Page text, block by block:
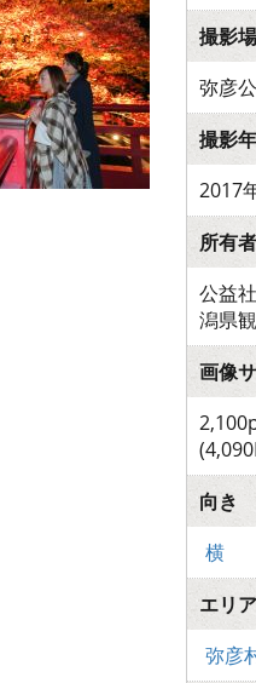
撮影
弥彦
撮影
2017
所有者
公益
潟県
画像
向き
横
エリア
弥彦